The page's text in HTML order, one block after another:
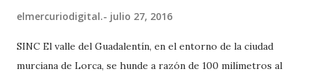
elmercuriodigital.- julio 27, 2016
SINC El valle del Guadalentín, en el entorno de la ciudad
murciana de Lorca, se hunde a razón de 100 milímetros al